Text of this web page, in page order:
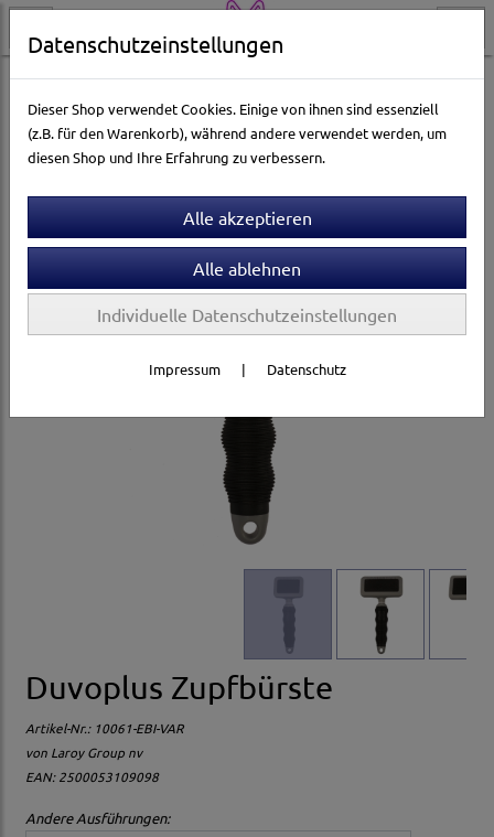
Hundewelt Pflege & Gesundheit
Fellpflege
Hundebürsten & Striegel
Duvoplus Zupfbürste
Artikel-Nr.: 10061-EBI-VAR
von Laroy Group nv
EAN: 2500053109098
Andere Ausführungen:
Datenschutzeinstellungen
Dieser Shop verwendet Cookies. Einige von ihnen sind essenziell
(z.B. für den Warenkorb), während andere verwendet werden, um
diesen Shop und Ihre Erfahrung zu verbessern.
Individuelle Datenschutzeinstellungen
Impressum | Datenschutz